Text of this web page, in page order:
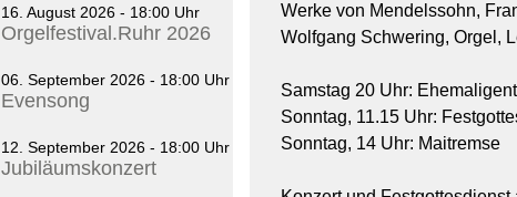
16. August 2026 - 18:00 Uhr
Orgelfestival.Ruhr 2026
06. September 2026 - 18:00 Uhr
Evensong
12. September 2026 - 18:00 Uhr
Jubiläumskonzert
Werke von Mendelssohn,
Wolfgang Schwering, Orgel,
Samstag 20 Uhr:
Sonntag, 11.15 Uhr:
Sonntag, 14 Uhr: Maitremse